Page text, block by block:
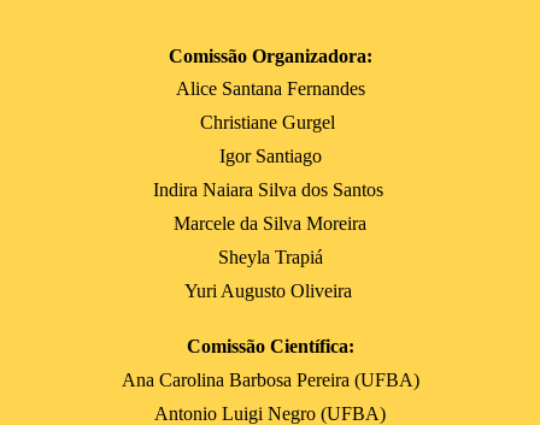
Comissão Organizadora:
Alice Santana Fernandes
Christiane Gurgel
Igor Santiago
Indira Naiara Silva dos Santos
Marcele da Silva Moreira
Sheyla Trapiá
Yuri Augusto Oliveira
Comissão Científica:
Ana Carolina Barbosa Pereira (UFBA)
Antonio Luigi Negro (UFBA)